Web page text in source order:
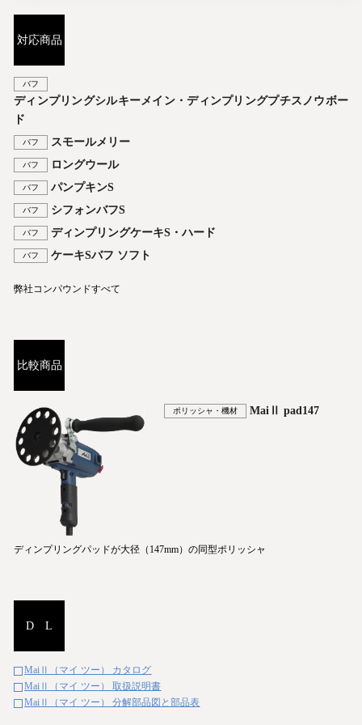
対応商品
バフ
ディンプリングシルキーメイン・ディンプリングプチスノウボー
ド
バフ スモールメリー
バフ ロングウール
バフ パンプキンS
バフ シフォンバフS
バフ ディンプリングケーキS・ハード
バフ ケーキSバフ ソフト
弊社コンパウンドすべて
比較商品
ポリッシャ・機材 MaiⅡ pad147
ディンプリングパッドが大径（147mm）の同型ポリッシャ
D L
MaiⅡ（マイ ツー） カタログ
MaiⅡ（マイ ツー） 取扱説明書
MaiⅡ（マイ ツー） 分解部品図と部品表